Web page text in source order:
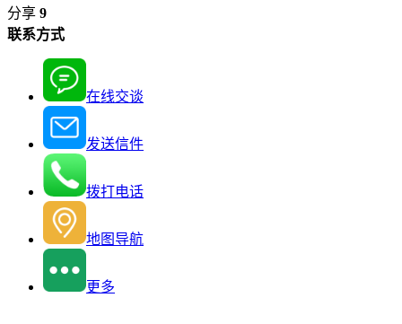
分享 9
联系方式
在线交谈
发送信件
拨打电话
地图导航
更多